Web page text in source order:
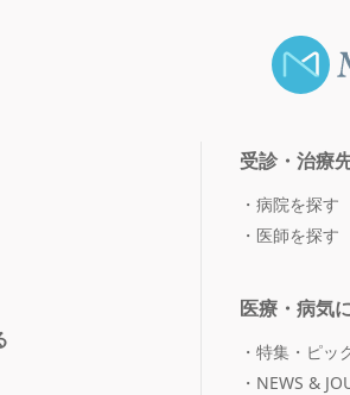
受診・治療
病院を探す
医師を探す
医療・病気
特集・ピッ
NEWS &